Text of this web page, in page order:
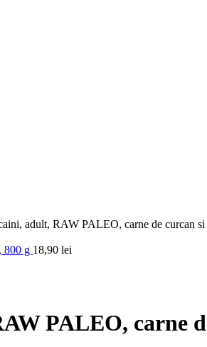
adult, RAW PALEO, carne de curcan si
800 g 18,90 lei
PALEO, carne